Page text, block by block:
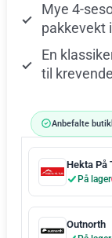
Mye 4-
pakkevekt
En
til
Anbefalte
Hekta På
På lager
Outnorth